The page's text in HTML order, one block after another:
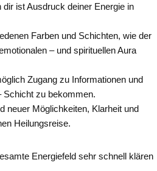
ist Ausdruck deiner Energie in
Farben und Schichten, wie der
– und spirituellen Aura
Zugang zu Informationen und
Schicht zu bekommen.
neuer Möglichkeiten, Klarheit und
Heilungsreise.
Energiefeld sehr schnell klären